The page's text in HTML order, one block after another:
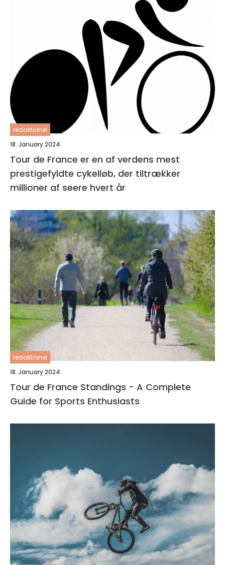
redaktionel
18. January 2024
Tour de France er en af verdens mest
prestigefyldte cykelløb, der tiltrækker
millioner af seere hvert år
redaktionel
18. January 2024
Tour de France Standings - A Complete
Guide for Sports Enthusiasts